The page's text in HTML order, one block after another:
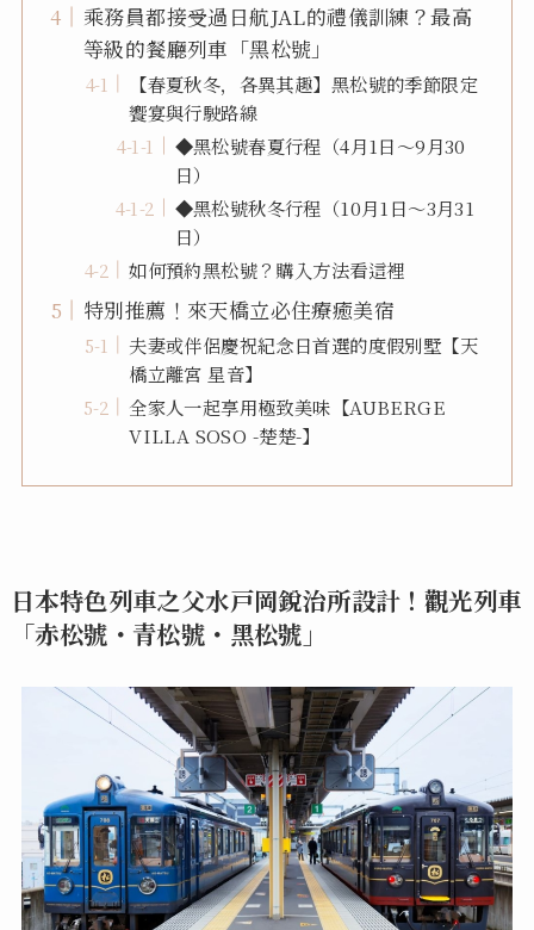
乘務員都接受過日航JAL的禮儀訓練？最高
等級的餐廳列車「黑松號」
【春夏秋冬，各異其趣】黑松號的季節限定
饗宴與行駛路線
◆黑松號春夏行程（4月1日～9月30
日）
◆黑松號秋冬行程（10月1日～3月31
日）
如何預約黑松號？購入方法看這裡
特別推薦！來天橋立必住療癒美宿
夫妻或伴侶慶祝紀念日首選的度假別墅【天
橋立離宮 星音】
全家人一起享用極致美味【AUBERGE
VILLA SOSO -楚楚-】
日本特色列車之父水戸岡銳治所設計！觀光列車
「赤松號・青松號・黑松號」